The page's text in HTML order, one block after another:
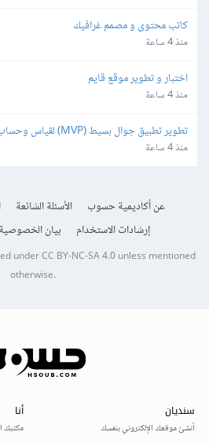
كاتب محتوى و مصمم غرافيك
منذ 4 ساعة
اختبار و تطوير موقع قايم
منذ 4 ساعة
تطوير تطبيق جوال بسيط (MVP) لقياس وحساب زوايا الكتف
منذ 4 ساعة
عن أكاديمية حسوب الأسئلة الشائعة
إرشادات الاستخدام
بيان الخصوصية
underCC BY-NC-SA 4.0unless mentioned
otherwise.